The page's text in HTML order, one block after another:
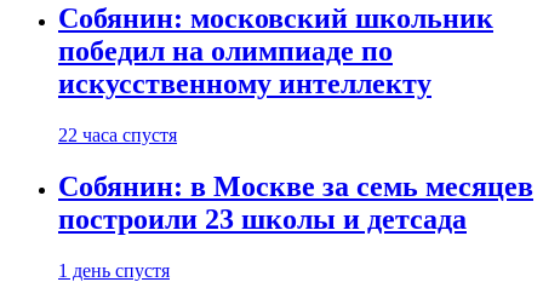
Собянин: московский школьник
победил на олимпиаде по
искусственному интеллекту
22 часа спустя
Собянин: в Москве за семь месяцев
построили 23 школы и детсада
1 день спустя